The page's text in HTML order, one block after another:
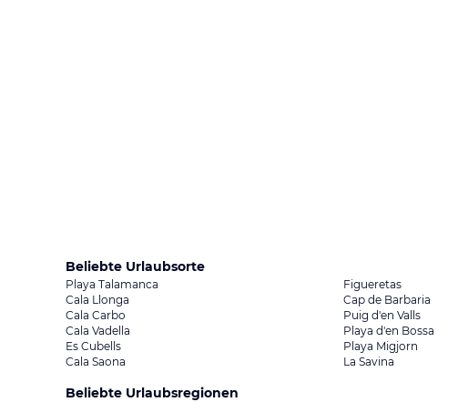
Beliebte Urlaubsorte
Playa Talamanca Figueretas
Cala Llonga
Cap de Barbaria
Cala Carbo
Puig d'en Valls
Cala Vadella
Playa d'en Bossa
Es Cubells
Playa Migjorn
Cala Saona
La Savina
Beliebte Urlaubsregionen